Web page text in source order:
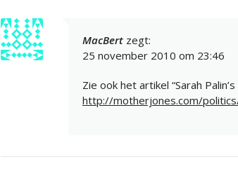
MacBert zegt:
25 november 2010 om 23:46
Zie ook het artikel “Sarah
http://motherjones.com/